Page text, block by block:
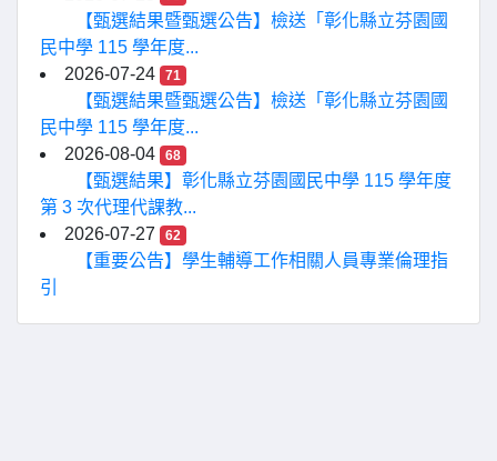
【甄選結果暨甄選公告】檢送「彰化縣立芬園國
民中學 115 學年度...
2026-07-24
71
【甄選結果暨甄選公告】檢送「彰化縣立芬園國
民中學 115 學年度...
2026-08-04
68
【甄選結果】彰化縣立芬園國民中學 115 學年度
第 3 次代理代課教...
2026-07-27
62
【重要公告】學生輔導工作相關人員專業倫理指
引